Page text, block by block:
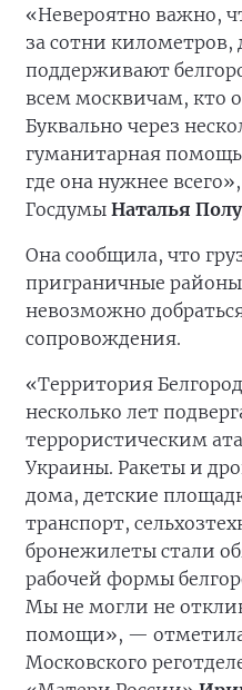
«Невероятно важно,
за сотни
поддерживают
всем москвичам, кто
Буквально через
гуманитарная помощь
где она нужнее
Госдумы Наталья
Она сообщила, что
приграничные
невозможно
сопровождения.
«Территория
несколько лет
террористическим
Украины. Ракеты и
дома, детские
транспорт,
бронежилеты стали
рабочей формы
Мы не могли не
помощи», — отметила
Московского